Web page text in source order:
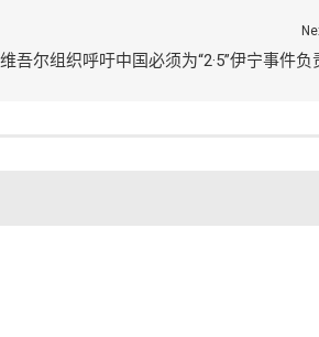
吾尔组织呼吁中国必须为“2·5”伊宁事件负